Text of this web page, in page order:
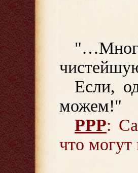
Если,
можем!"
РРР:
что